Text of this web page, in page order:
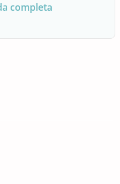
completa